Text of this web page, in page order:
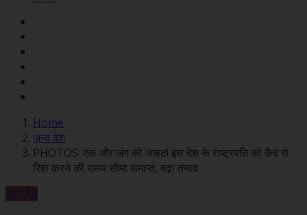
Home
अन्य देश
PHOTOS: एक और जंग की आहट! इस देश के राष्ट्रपति को कैद से
रिहा करने की समय सीमा समाप्त, बढ़ा तनाव
अन्य देश